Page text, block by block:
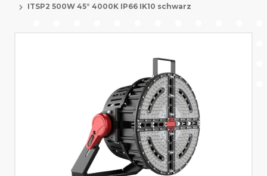
ITSP2 500W 45° 4000K IP66 IK10 schwarz